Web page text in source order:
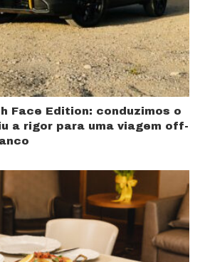
Face Edition: conduzimos o
a rigor para uma viagem off-